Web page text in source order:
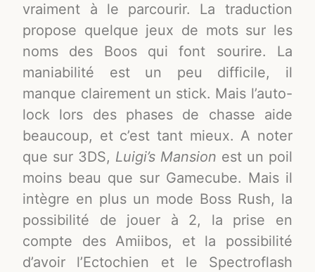
vraiment à le parcourir. La traduction
propose quelque jeux de mots sur les
noms des Boos qui font sourire. La
maniabilité est un peu difficile, il
manque clairement un stick. Mais l’auto-
lock lors des phases de chasse aide
beaucoup, et c’est tant mieux. A noter
que sur 3DS, Luigi’s Mansion est un poil
moins beau que sur Gamecube. Mais il
intègre en plus un mode Boss Rush, la
possibilité de jouer à 2, la prise en
compte des Amiibos, et la possibilité
d’avoir l’Ectochien et le Spectroflash